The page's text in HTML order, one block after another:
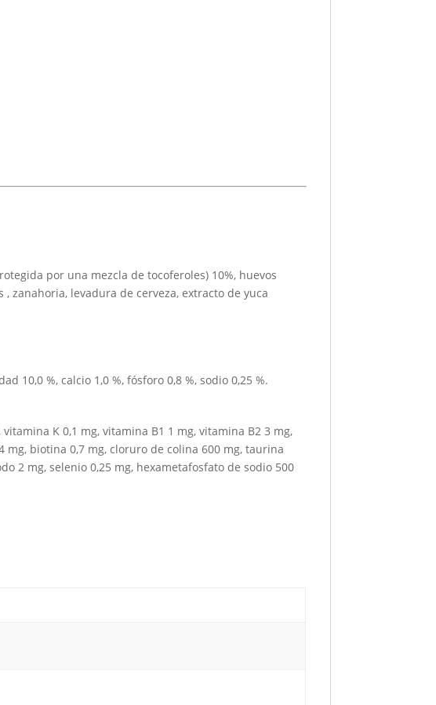
por una mezcla de tocoferoles) 10%, huevos
, zanahoria, levadura de cerveza, extracto de yuca
10,0 %, calcio 1,0 %, fósforo 0,8 %, sodio 0,25 %.
K 0,1 mg, vitamina B1 1 mg, vitamina B2 3 mg,
mg, biotina 0,7 mg, cloruro de colina 600 mg, taurina
2 mg, selenio 0,25 mg, hexametafosfato de sodio 500